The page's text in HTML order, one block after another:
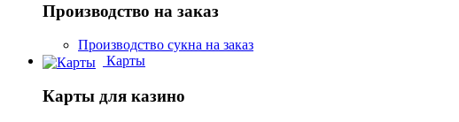
Производство на заказ
Производство сукна на заказ
Карты
Карты для казино